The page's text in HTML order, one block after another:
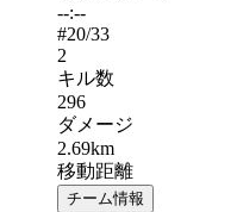
--:--
#20/33
2
キル数
296
ダメージ
2.69km
移動距離
チーム情報